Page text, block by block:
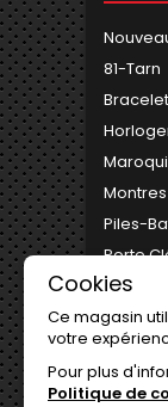
81-Tarn
Montres
Piles-
Porte
Cookies
Ce magasin
votre
Pour plus
Politique de